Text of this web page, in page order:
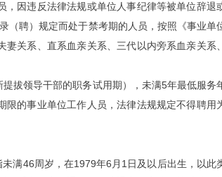
，因违反法律法规或单位人事纪律等被单位辞退
（聘）规定而处于禁考期的人员，按照《事业单
关系、直系血亲关系、三代以内旁系血亲关系、
拔领导干部的职务试用期），未满5年最低服务
限的事业单位工作人员，法律法规规定不得聘用
满46周岁，在1979年6月1日及以后出生，以此